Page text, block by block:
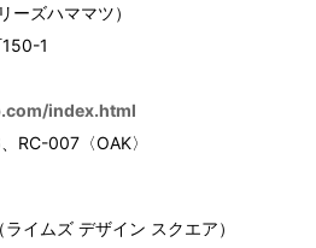
ーズハママツ）
1
index.html
RC-007〈OAK〉
イムズ デザイン スクエア）